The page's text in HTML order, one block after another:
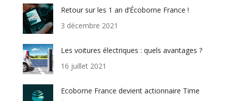
Retour sur les 1 an d’Écoborne France !
3 décembre 2021
Les voitures électriques : quels avantages ?
16 juillet 2021
Ecoborne France devient actionnaire Time